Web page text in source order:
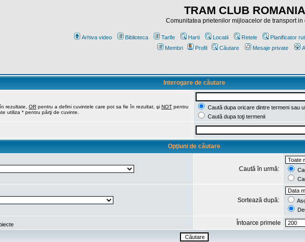
TRAM CLUB ROMANIA
Comunitatea prietenilor mijloacelor de transport in
Arhiva video Biblioteca Tarife Harti Locatii Retele Planificator
Membri
Profil Căutare Mesaje private
Interogare de căutare
rezultate, OR pentru a defini cuvintele care pot sa fie în rezultat, şi NOT pentru
utiliza * pentru părţi de cuvinte.
Caută dupa oricare dintre termeni sau
Caută dupa toţi termenii
Opţiuni de căutare
Caută în urmă:
Sortează după:
Întoarce primele